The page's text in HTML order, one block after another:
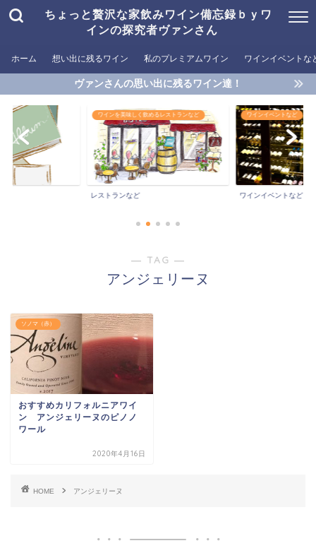
ちょっと贅沢な家飲みワイン備忘録ｂｙワ
インの探究者ヴァンさん
ホーム 想い出に残るワイン 私のプレミアムワイン ワインイベントな
ヴァンさんの思い出に残るワイン達！
めるレストランなど ワインイベントなど
ワインイベントなど
おすすめワイン
おすすめワイン
― TAG ―
アンジェリーヌ
ソノマ（赤）
おすすめカリフォルニアワイ
ン アンジェリーヌのピノノ
ワール
2020年4月16日
HOME アンジェリーヌ